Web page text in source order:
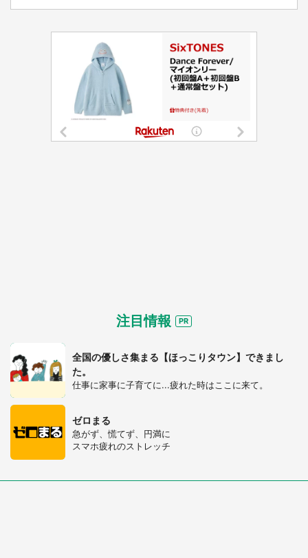
都道府選択
注目情報
全国の優しさ集まる【ほっこりタウン】できまし
た。
仕事に家事に子育てに...疲れた時はここに来て。
ゼロまる
急がず、慌てず、円満に
スマホ疲れのストレッチ